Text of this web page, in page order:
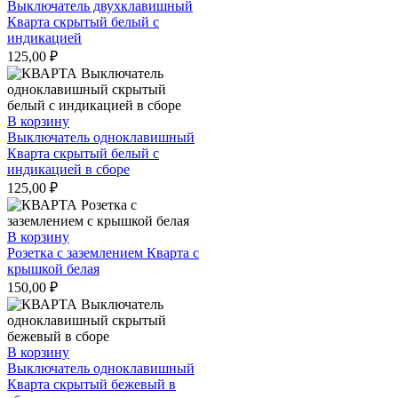
Выключатель двухклавишный
Кварта скрытый белый с
индикацией
125,00 ₽
В корзину
Выключатель одноклавишный
Кварта скрытый белый с
индикацией в сборе
125,00 ₽
В корзину
Розетка с заземлением Кварта с
крышкой белая
150,00 ₽
В корзину
Выключатель одноклавишный
Кварта скрытый бежевый в